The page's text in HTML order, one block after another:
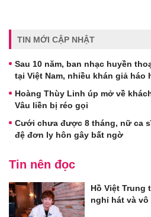
TIN MỚI CẬP NHẬT
Sau 10 năm, ban nhạc huyền
tại Việt Nam, nhiều khán giả háo
Hoàng Thùy Linh úp mở về
Vâu liền bị réo gọi
Cưới chưa được 8 tháng, nữ ca
đệ đơn ly hôn gây bất ngờ
Tin nên đọc
Hồ Việt Trung
nghỉ hát và vô